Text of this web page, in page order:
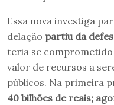
Essa nova investiga
delação partiu da
teria se
valor de recursos a
públicos. Na primeira
40 bilhões de reais;